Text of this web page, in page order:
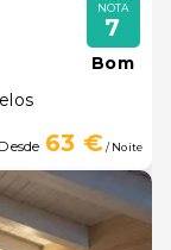
NOTA
7
Bom
Desde 63 €/ Noite